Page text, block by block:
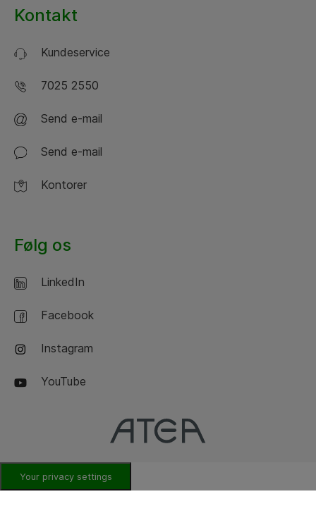
Kontakt
Kundeservice
7025 2550
Send e-mail
Send e-mail
Kontorer
Følg os
LinkedIn
Facebook
Instagram
YouTube
Your privacy settings